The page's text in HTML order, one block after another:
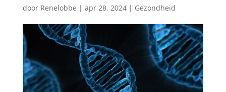
door Renelobbe | apr 28, 2024| Gezondheid